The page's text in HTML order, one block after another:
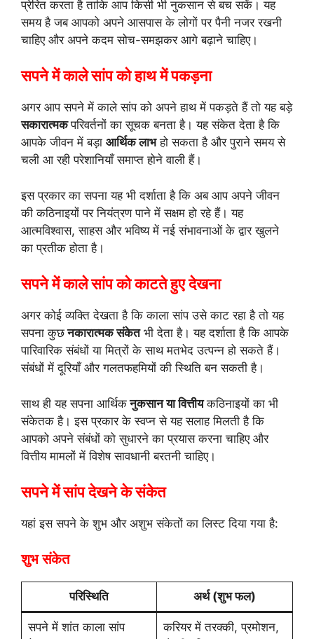
प्रेरित करता है ताकि आप किसी भी नुकसान से बच सकें। यह
समय है जब आपको अपने आसपास के लोगों पर पैनी नजर रखनी
चाहिए और अपने कदम सोच-समझकर आगे बढ़ाने चाहिए।
सपने में काले सांप को हाथ में पकड़ना
अगर आप सपने में काले सांप को अपने हाथ में पकड़ते हैं तो यह बड़े
सकारात्मकपरिवर्तनों का सूचक बनता है। यह संकेत देता है कि
आपके जीवन में बड़ा आर्थिक लाभहो सकता है और पुराने समय से
चली आ रही परेशानियाँ समाप्त होने वाली हैं।
इस प्रकार का सपना यह भी दर्शाता है कि अब आप अपने जीवन
की कठिनाइयों पर नियंत्रण पाने में सक्षम हो रहे हैं। यह
आत्मविश्वास, साहस और भविष्य में नई संभावनाओं के द्वार खुलने
का प्रतीक होता है।
सपने में काले सांप को काटते हुए देखना
अगर कोई व्यक्ति देखता है कि काला सांप उसे काट रहा है तो यह
सपना कुछनकारात्मक संकेतभी देता है। यह दर्शाता है कि आपके
पारिवारिक संबंधों या मित्रों के साथ मतभेद उत्पन्न हो सकते हैं।
संबंधों में दूरियाँ और गलतफहमियों की स्थिति बन सकती है।
साथ ही यह सपना आर्थिकनुकसान या वित्तीयकठिनाइयों का भी
संकेतक है। इस प्रकार के स्वप्न से यह सलाह मिलती है कि
आपको अपने संबंधों को सुधारने का प्रयास करना चाहिए और
वित्तीय मामलों में विशेष सावधानी बरतनी चाहिए।
सपने में सांप देखने के संकेत
यहां इस सपने के शुभ और अशुभ संकेतों का लिस्ट दिया गया है:
शुभ संकेत
परिस्थिति अर्थ (शुभ फल)
सपने में शांत काला सांप
करियर में तरक्की, प्रमोशन,